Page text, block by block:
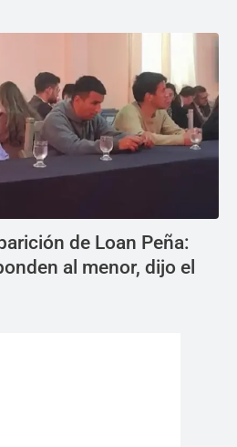
de Loan Peña:
al menor, dijo el